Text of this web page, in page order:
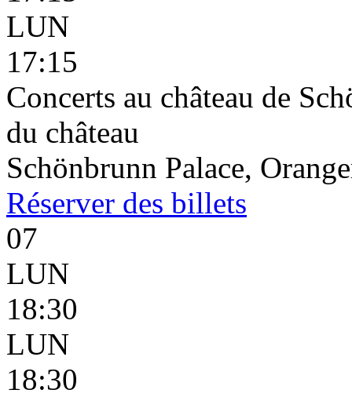
LUN
17:15
Concerts au château de
du château
Schönbrunn Palace,
Réserver des billets
07
LUN
18:30
LUN
18:30